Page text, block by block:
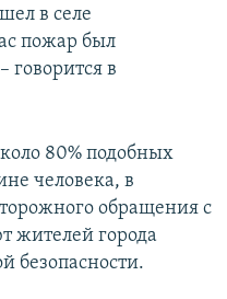
в селе
пожар был
говорится в
80% подобных
человека, в
обращения с
жителей города
безопасности.